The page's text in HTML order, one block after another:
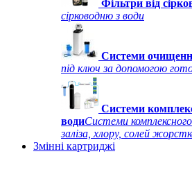
Фільтри від
сірководню з води
Системи
під ключ за допомогою
Системи
водиСистеми
заліза, хлору, солей
Змінні картриджі